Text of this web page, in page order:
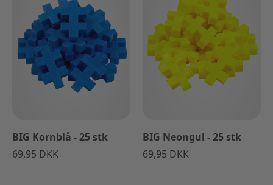
BIG Kornblå - 25 stk
69,95 DKK
BIG Neongul - 25 stk
69,95 DKK